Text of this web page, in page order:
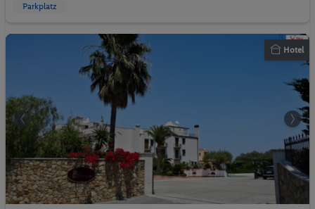
Parkplatz
Hotel